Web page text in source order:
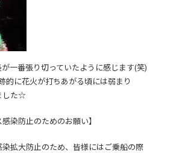
一番張り切っていたように感じます(笑)
的に花火が打ちあがる頃には弱まり
した☆
染防止のためのお願い】
拡大防止のため、皆様にはご乗船の際